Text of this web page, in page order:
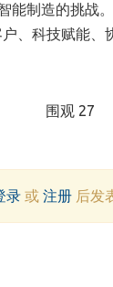
能制造的挑战。
、科技赋能
围观 27
录 或注册 后发